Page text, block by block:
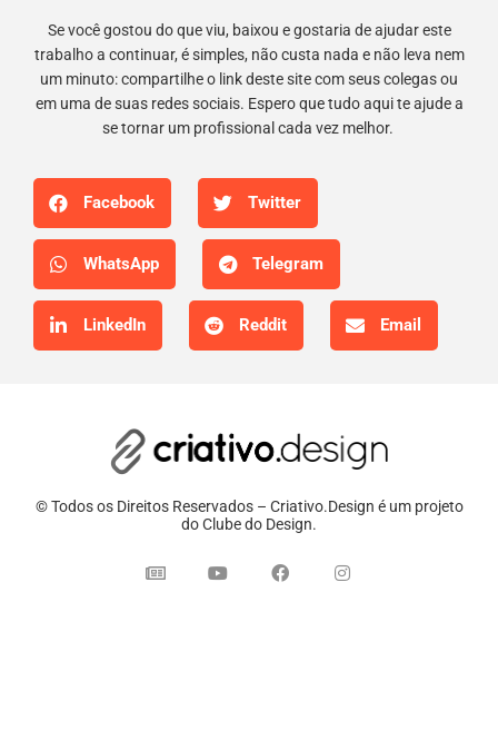
Se você gostou do que viu, baixou e gostaria de ajudar este
trabalho a continuar, é simples, não custa nada e não leva nem
um minuto: compartilhe o link deste site com seus colegas ou
em uma de suas redes sociais. Espero que tudo aqui te ajude a
se tornar um profissional cada vez melhor.
Facebook Twitter
WhatsApp Telegram
LinkedIn Reddit Email
© Todos os Direitos Reservados – Criativo.Design é um projeto
do Clube do Design.